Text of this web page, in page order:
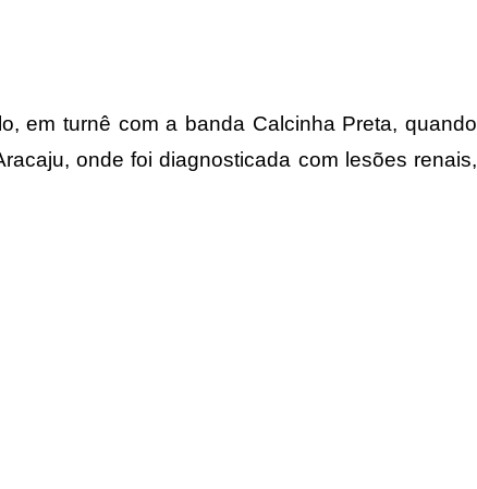
em turnê com a banda Calcinha Preta, quando
onde foi diagnosticada com lesões renais,